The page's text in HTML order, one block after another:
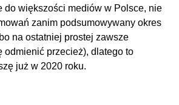
do większości mediów w Polsce, nie
zanim podsumowywany okres
na ostatniej prostej zawsze
odmienić przecież), dlatego to
już w 2020 roku.